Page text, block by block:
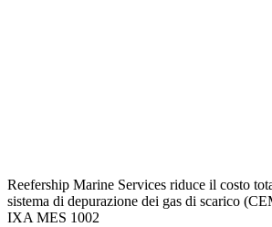
Reefership Marine Services riduce il costo
sistema di depurazione dei gas di scarico
IXA MES 1002